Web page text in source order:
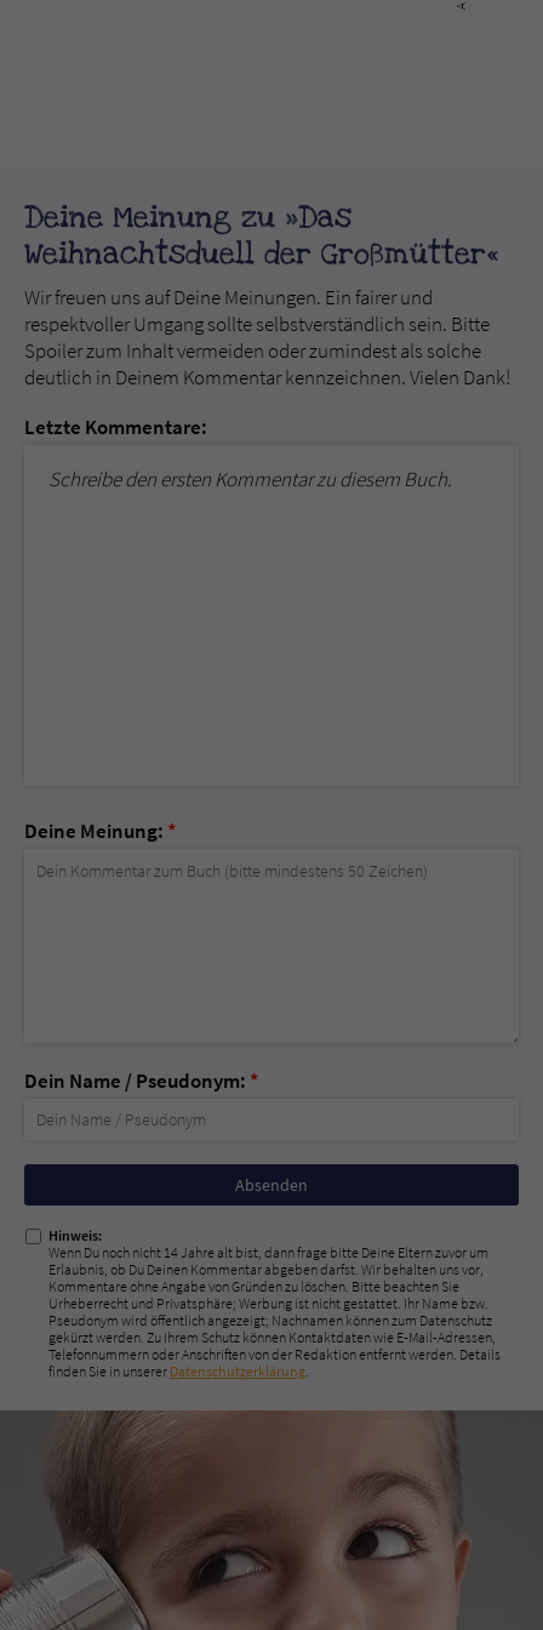
Deine Meinung zu »Das
Weihnachtsduell der Großmütter«
Wir freuen uns auf Deine Meinungen. Ein fairer und
respektvoller Umgang sollte selbstverständlich sein. Bitte
Spoiler zum Inhalt vermeiden oder zumindest als solche
deutlich in Deinem Kommentar kennzeichnen. Vielen Dank!
Letzte Kommentare:
Schreibe den ersten Kommentar zu diesem Buch.
Deine Meinung: *
Dein Name / Pseudonym: *
Nicht
ausfüllen!
Hinweis:
Wenn Du noch nicht 14 Jahre alt bist, dann frage bitte Deine Eltern zuvor um
Erlaubnis, ob Du Deinen Kommentar abgeben darfst. Wir behalten uns vor,
Kommentare ohne Angabe von Gründen zu löschen. Bitte beachten Sie
Urheberrecht und Privatsphäre; Werbung ist nicht gestattet. Ihr Name bzw.
Pseudonym wird öffentlich angezeigt; Nachnamen können zum Datenschutz
gekürzt werden. Zu Ihrem Schutz können Kontaktdaten wie E-Mail-Adressen,
Telefonnummern oder Anschriften von der Redaktion entfernt werden. Details
finden Sie in unserer Datenschutzerklärung